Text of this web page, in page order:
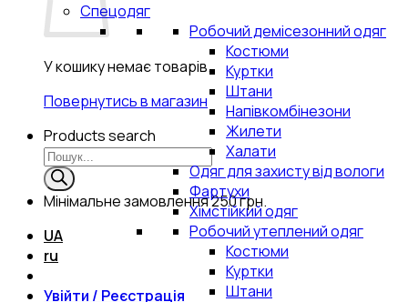
У кошику немає товарів.
Повернутись в магазин
Products search
Мінімальне замовлення250 грн.
UA
ru
Увійти / Реєстрація
Спецодяг
Робочий демісезонний одяг
Костюми
Куртки
Штани
Напівкомбінезони
Жилети
Халати
Одяг для захисту від вологи
Фартухи
Хімстійкий одяг
Робочий утеплений одяг
Костюми
Куртки
Штани